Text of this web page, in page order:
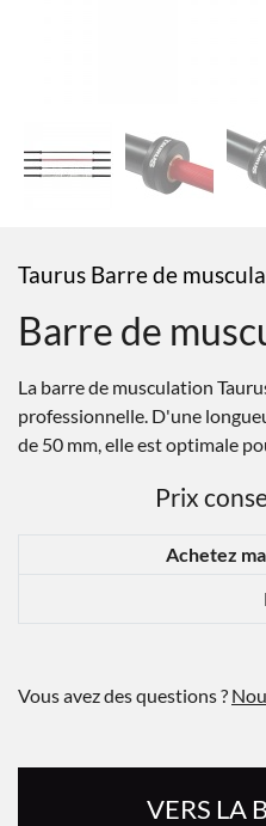
Taurus Barre de
Barre de
La barre de musculation
professionnelle. D'une
de 50 mm, elle est optimale
Prix
Achetez
Vous avez des questions ?
VERS LA